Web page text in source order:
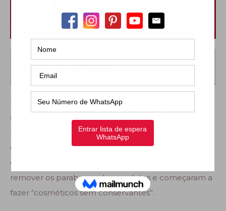
Índice de conteúdo
Existe uma nova tendência acontecendo. Alimenta-
se da (falsa) crença de que tudo o que é natural é
bom e vice-versa. Como conseqüência, devido à
opinião negativa dos clientes em relação ao uso de
conservantes tradicionais, algumas marcas decidiram
remover os parabenos dos produtos e começaram a
fazer “cosméticos sem conservantes”.